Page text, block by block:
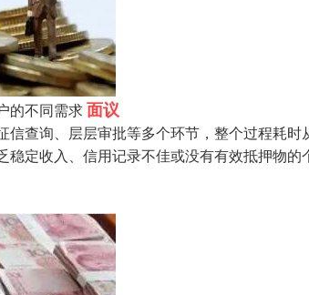
的不同需求面议
查询、层层审批等多个环节，整个过程耗
稳定收入、信用记录不佳或没有有效抵押物